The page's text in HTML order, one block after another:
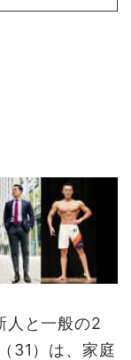
人と一般の2
31）は、家庭